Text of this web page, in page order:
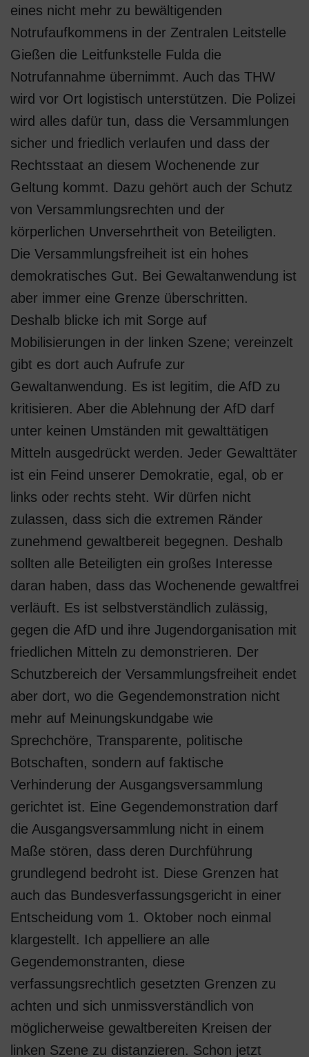
eines nicht mehr zu bewältigenden
Notrufaufkommens in der Zentralen Leitstelle
Gießen die Leitfunkstelle Fulda die
Notrufannahme übernimmt. Auch das THW
wird vor Ort logistisch unterstützen. Die Polizei
wird alles dafür tun, dass die Versammlungen
sicher und friedlich verlaufen und dass der
Rechtsstaat an diesem Wochenende zur
Geltung kommt. Dazu gehört auch der Schutz
von Versammlungsrechten und der
körperlichen Unversehrtheit von Beteiligten.
Die Versammlungsfreiheit ist ein hohes
demokratisches Gut. Bei Gewaltanwendung ist
aber immer eine Grenze überschritten.
Deshalb blicke ich mit Sorge auf
Mobilisierungen in der linken Szene; vereinzelt
gibt es dort auch Aufrufe zur
Gewaltanwendung. Es ist legitim, die AfD zu
kritisieren. Aber die Ablehnung der AfD darf
unter keinen Umständen mit gewalttätigen
Mitteln ausgedrückt werden. Jeder Gewalttäter
ist ein Feind unserer Demokratie, egal, ob er
links oder rechts steht. Wir dürfen nicht
zulassen, dass sich die extremen Ränder
zunehmend gewaltbereit begegnen. Deshalb
sollten alle Beteiligten ein großes Interesse
daran haben, dass das Wochenende gewaltfrei
verläuft. Es ist selbstverständlich zulässig,
gegen die AfD und ihre Jugendorganisation mit
friedlichen Mitteln zu demonstrieren. Der
Schutzbereich der Versammlungsfreiheit endet
aber dort, wo die Gegendemonstration nicht
mehr auf Meinungskundgabe wie
Sprechchöre, Transparente, politische
Botschaften, sondern auf faktische
Verhinderung der Ausgangsversammlung
gerichtet ist. Eine Gegendemonstration darf
die Ausgangsversammlung nicht in einem
Maße stören, dass deren Durchführung
grundlegend bedroht ist. Diese Grenzen hat
auch das Bundesverfassungsgericht in einer
Entscheidung vom 1. Oktober noch einmal
klargestellt. Ich appelliere an alle
Gegendemonstranten, diese
verfassungsrechtlich gesetzten Grenzen zu
achten und sich unmissverständlich von
möglicherweise gewaltbereiten Kreisen der
linken Szene zu distanzieren. Schon jetzt